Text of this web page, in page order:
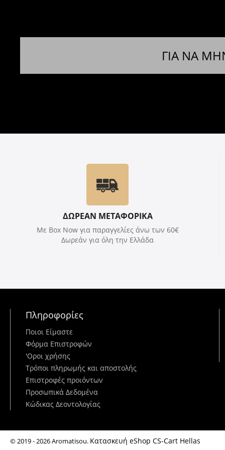
ΓΙΑ ΝΑ
ΔΩΡΕΑΝ ΜΕΤΑΦΟΡΙΚΑ
Με Box Now για παραγγελίες άνω των 60€
Δωρεάν για όλη την Ελλάδα
Πληροφορίες
Ποιοι Είμαστε
Φόρμα Επιστροφών
'Oροι χρήσης
Τρόποι πληρωμής και αποστολής
Επιστροφές προιόντων
Προσωπικά Δεδομένα
Κώδικας Δεοντολογίας
© 2019 - 2026 Aromatisou. Κατασκευή eShop CS-Cart Hellas